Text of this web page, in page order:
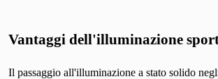
Vantaggi dell'illuminazione
Il passaggio all'illuminazione a stato solido